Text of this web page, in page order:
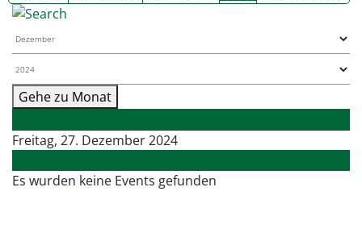
Gehe zu Monat
Freitag, 27. Dezember 2024
Es wurden keine Events gefunden